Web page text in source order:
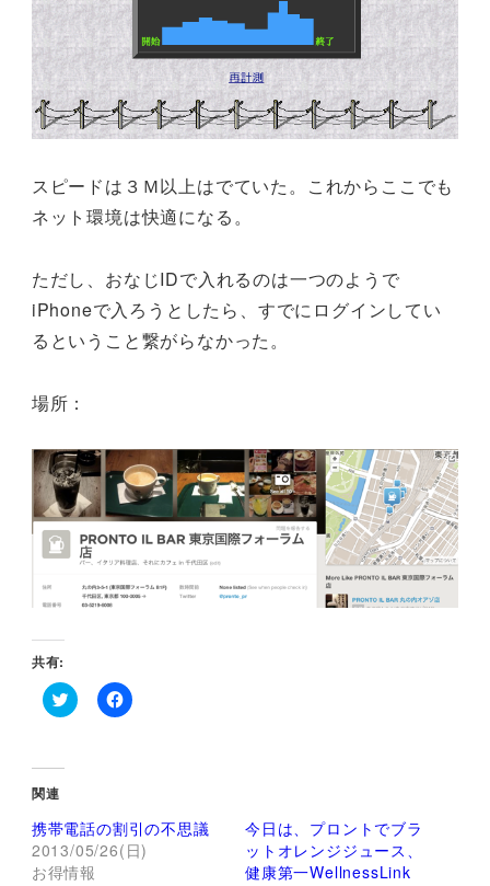
スピードは３Ｍ以上はでていた。これからここでも
ネット環境は快適になる。
ただし、おなじIDで入れるのは一つのようで
iPhoneで入ろうとしたら、すでにログインしてい
るということ繋がらなかった。
場所：
共有:
ク
し
て
T
i
t
t
e
F
で
共
有
関連
携帯電話の割引の不思議
2013/05/26(日)
お得情報
今日は、プロントでブラ
ットオレンジジュース、
健康第一WellnessLink